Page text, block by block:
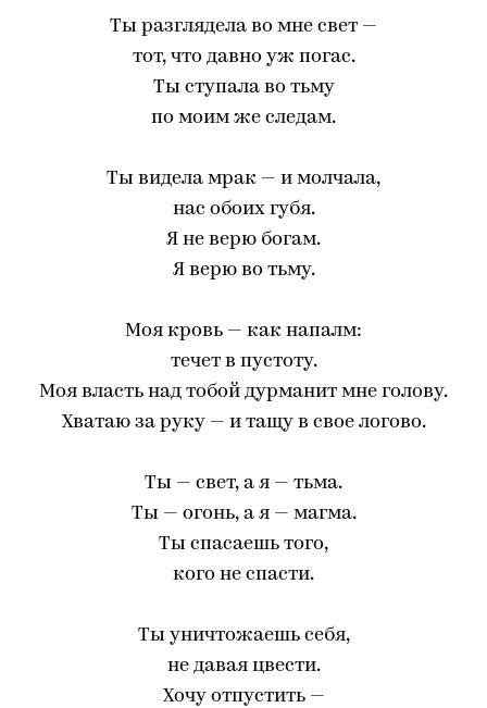
Ты разглядела во мне свет —
тот, что давно уж погас.
Ты ступала во тьму
по моим же следам.
Ты видела мрак — и молчала,
нас обоих губя.
Я не верю богам.
Я верю во тьму.
Моя кровь — как напалм:
течет в пустоту.
Моя власть над тобой дурманит мне голову.
Хватаю за руку — и тащу в свое логово.
Ты — свет, а я — тьма.
Ты — огонь, а я — магма.
Ты спасаешь того,
кого не спасти.
Ты уничтожаешь себя,
не давая цвести.
Хочу отпустить —